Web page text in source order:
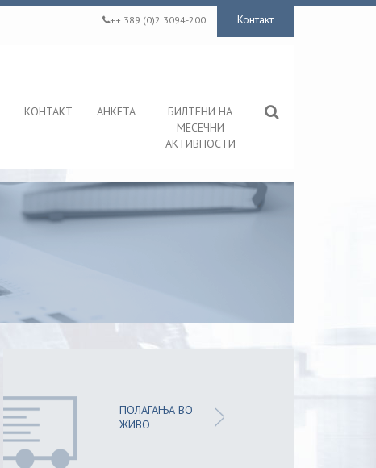
++ 389 (0)2 3094-200 Контакт
КОНТАКТ АНКЕТА
БИЛТЕНИ НА
МЕСЕЧНИ
АКТИВНОСТИ
ПОЛАГАЊА ВО
ЖИВО